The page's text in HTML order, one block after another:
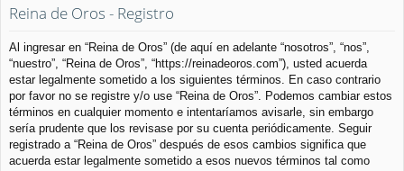
rs
e
Reina de Oros - Registro
Al ingresar en “Reina de Oros” (de aquí en adelante “nosotros”, “nos”,
“nuestro”, “Reina de Oros”, “https://reinadeoros.com”), usted acuerda
estar legalmente sometido a los siguientes términos. En caso contrario
por favor no se registre y/o use “Reina de Oros”. Podemos cambiar estos
términos en cualquier momento e intentaríamos avisarle, sin embargo
sería prudente que los revisase por su cuenta periódicamente. Seguir
registrado a “Reina de Oros” después de esos cambios significa que
acuerda estar legalmente sometido a esos nuevos términos tal como